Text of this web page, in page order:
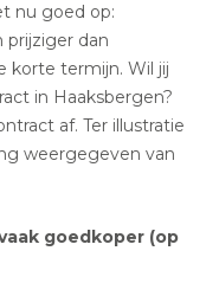
nu goed op:
prijziger dan
korte termijn. Wil jij
in Haaksbergen?
af. Ter illustratie
weergegeven van
goedkoper (op